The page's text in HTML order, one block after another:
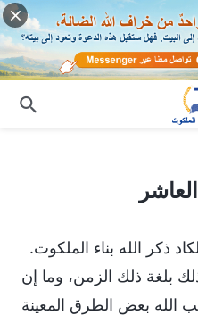
ذكر الله بناء الملكوت.
بلغة ذلك الزمن، وما إن
بعض الطرق المعينة